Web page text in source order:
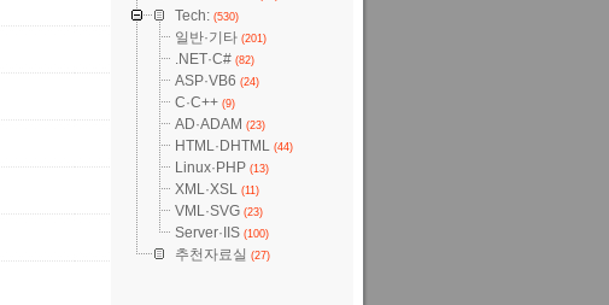
Tech: (530)
일반·기타 (201)
.NET·C# (82)
ASP·VB6 (24)
C·C++ (9)
AD·ADAM (23)
HTML·DHTML (44)
Linux·PHP (13)
XML·XSL (11)
VML·SVG (23)
Server·IIS (100)
추천자료실 (27)